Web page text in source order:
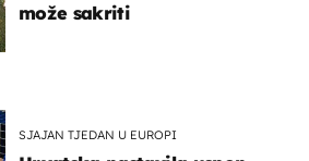
SJAJAN TJEDAN U EUROPI
može sakriti